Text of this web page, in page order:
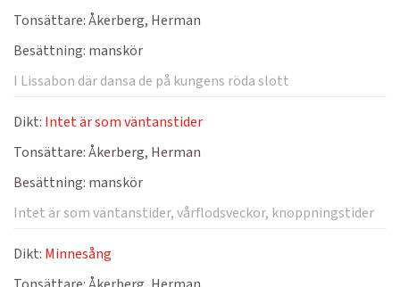
Tonsättare:Åkerberg, Herman
Besättning: manskör
I Lissabon där dansa de på kungens röda slott
Dikt: Intet är som väntanstider
Tonsättare:Åkerberg, Herman
Besättning: manskör
Intet är som väntanstider, vårflodsveckor, knoppningstider
Dikt: Minnesång